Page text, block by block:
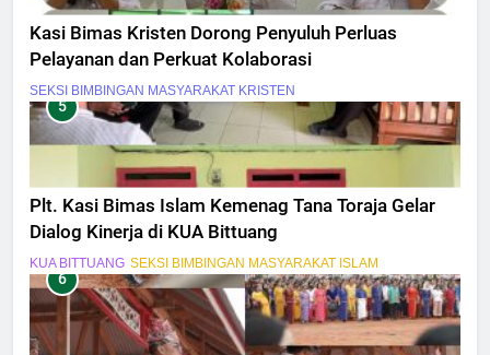
Kasi Bimas Kristen Dorong Penyuluh Perluas
Pelayanan dan Perkuat Kolaborasi
SEKSI BIMBINGAN MASYARAKAT KRISTEN
5
Plt. Kasi Bimas Islam Kemenag Tana Toraja Gelar
Dialog Kinerja di KUA Bittuang
KUA BITTUANG SEKSI BIMBINGAN MASYARAKAT ISLAM
6